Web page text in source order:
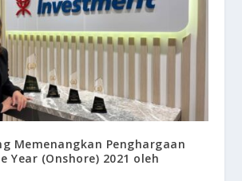
Memenangkan Penghargaan
Year (Onshore) 2021 oleh